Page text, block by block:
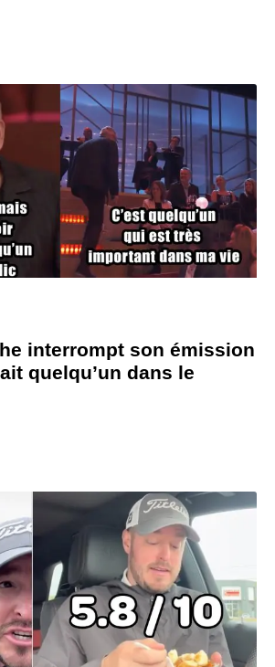
interrompt son émission
quelqu’un dans le